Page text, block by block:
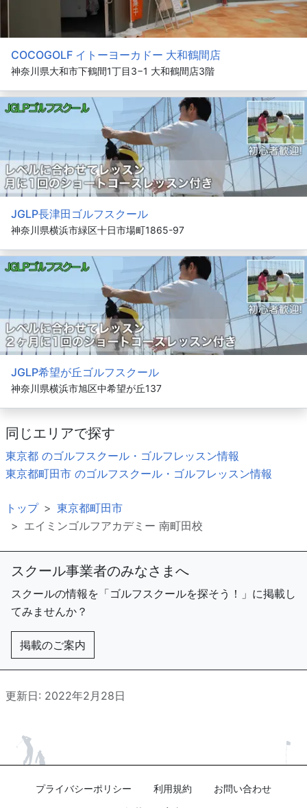
COCOGOLF イトーヨーカドー 大和鶴間店
神奈川県大和市下鶴間1丁目3−1 大和鶴間店3階
JGLP長津田ゴルフスクール
神奈川県横浜市緑区十日市場町1865-97
JGLP希望が丘ゴルフスクール
神奈川県横浜市旭区中希望が丘137
同じエリアで探す
東京都 のゴルフスクール・ゴルフレッスン情報
東京都町田市 のゴルフスクール・ゴルフレッスン情報
トップ
東京都町田市
エイミンゴルフアカデミー 南町田校
スクール事業者のみなさまへ
スクールの情報を「ゴルフスクールを探そう！」に掲載し
てみませんか？
掲載のご案内
更新日: 2022年2月28日
プライバシーポリシー 利用規約
お問い合わせ